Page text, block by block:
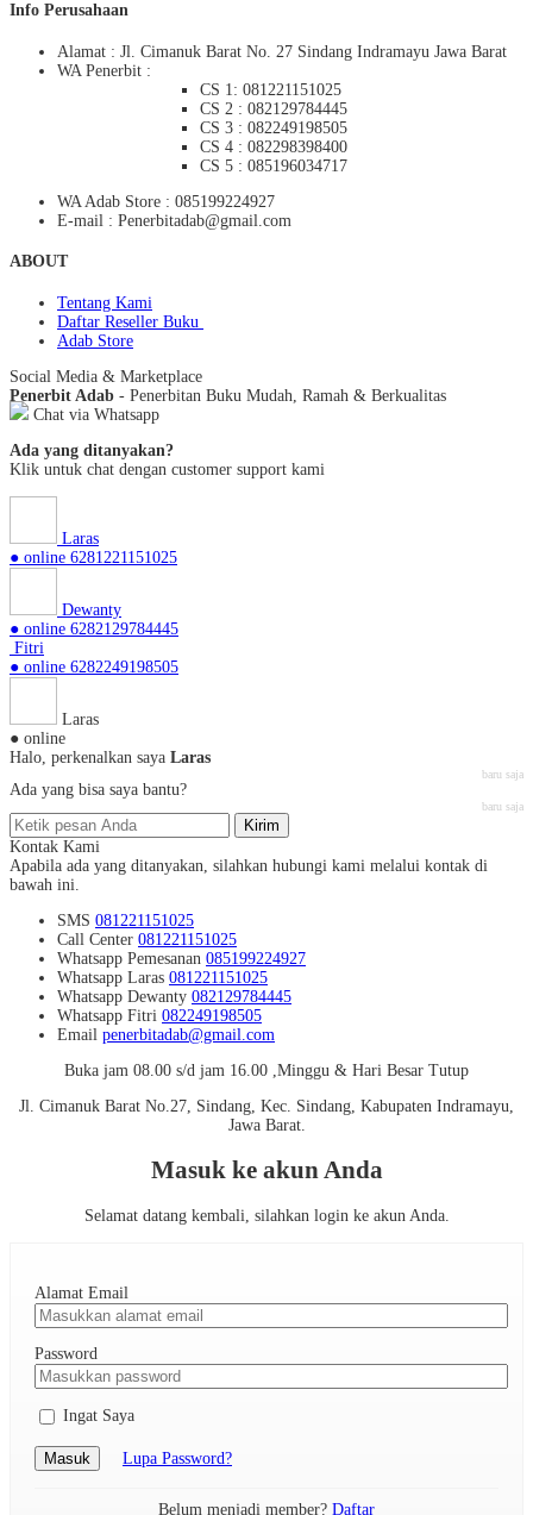
Info Perusahaan
Alamat : Jl. Cimanuk Barat No. 27 Sindang Indramayu Jawa Barat
WA Penerbit :
CS 1: 081221151025
CS 2 : 082129784445
CS 3 : 082249198505
CS 4 : 082298398400
CS 5 : 085196034717
WA Adab Store : 085199224927
E-mail : Penerbitadab@gmail.com
ABOUT
Tentang Kami
Daftar Reseller Buku
Adab Store
Social Media & Marketplace
Penerbit Adab - Penerbitan Buku Mudah, Ramah & Berkualitas
Chat via Whatsapp
Ada yang ditanyakan?
Klik untuk chat dengan customer support kami
Laras
● online 6281221151025
Dewanty
● online 6282129784445
Fitri
● online 6282249198505
Laras
● online
Halo, perkenalkan saya Laras
baru saja
Ada yang bisa saya bantu?
baru saja
Kirim
Kontak Kami
Apabila ada yang ditanyakan, silahkan hubungi kami melalui kontak di
bawah ini.
SMS 081221151025
Call Center 081221151025
Whatsapp Pemesanan 085199224927
Whatsapp Laras 081221151025
Whatsapp Dewanty 082129784445
Whatsapp Fitri 082249198505
Email penerbitadab@gmail.com
Buka jam 08.00 s/d jam 16.00 ,Minggu & Hari Besar Tutup
Jl. Cimanuk Barat No.27, Sindang, Kec. Sindang, Kabupaten Indramayu,
Jawa Barat.
Masuk ke akun Anda
Selamat datang kembali, silahkan login ke akun Anda.
Alamat Email
Password
Ingat Saya
Masuk Lupa Password?
Belum menjadi member? Daftar